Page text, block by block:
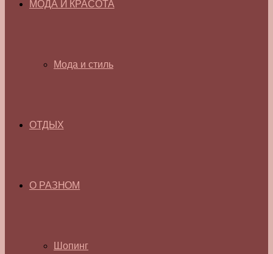
МОДА И КРАСОТА
Мода и стиль
ОТДЫХ
О РАЗНОМ
Шопинг